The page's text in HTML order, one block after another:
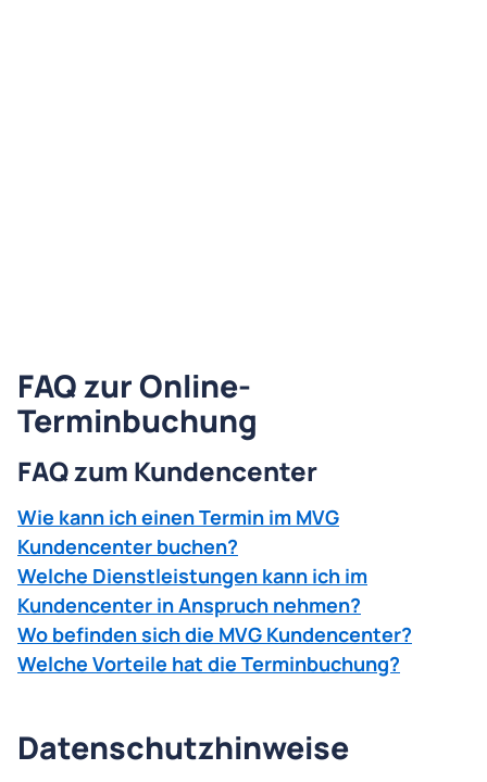
FAQ zur Online-
Terminbuchung
FAQ zum Kundencenter
Wie kann ich einen Termin im MVG
Kundencenter buchen?
Welche Dienstleistungen kann ich im
Kundencenter in Anspruch nehmen?
Wo befinden sich die MVG Kundencenter?
Welche Vorteile hat die Terminbuchung?
Datenschutzhinweise